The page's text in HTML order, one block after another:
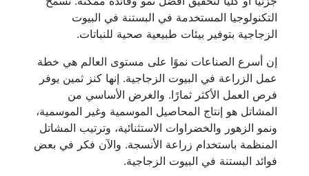
التكنولوجيا المستخدمة في البستنة في البيوت
الزجاجية بتوفير بيئات طبيعية صحية للنباتات.
إن أسرع الصناعات نموًا على مستوى العالم هي خطة
عمل الزراعة في البيوت الزجاجية. إنها كنز ثمين يوفر
فرص العمل الأكثر ثمارًا. والغرض الأساسي من
المشاتل هو إنتاج المحاصيل الموسمية وغير الموسمية،
ونمو الزهور والخضراوات الاستثنائية، وترتيب المشاتل
المنظمة باستخدام زراعة الأنسجة. والآن فكر في بعض
فوائد البستنة في البيوت الزجاجية.